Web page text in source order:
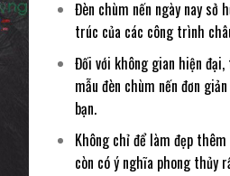
Đèn chùm nến ngày nay sở
trúc của các công trình
Đối với không gian hiện
mẫu đèn chùm nến đơn
bạn.
Không chỉ để làm đẹp
còn có ý nghĩa phong thủy